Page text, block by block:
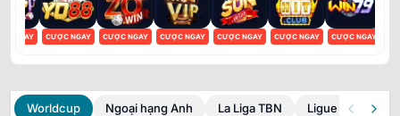
NGAY CƯỢC NGAY CƯỢC NGAY CƯỢC NGAY CƯỢC NGAY CƯỢC NGAY CƯỢC NGAY
Worldcup Ngoại hạng Anh La Liga TBN Ligue 1 Pháp